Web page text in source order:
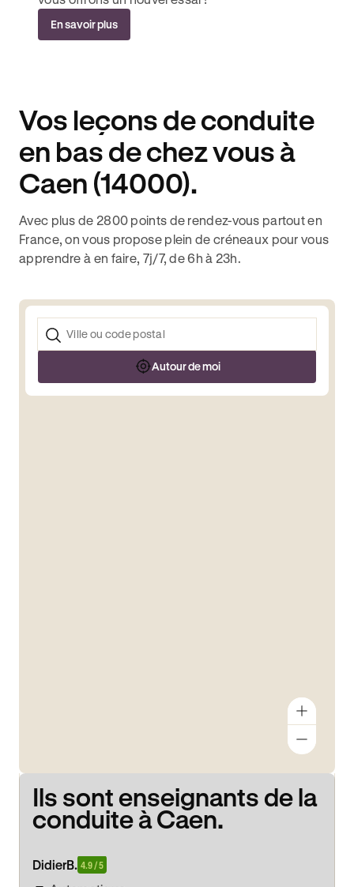
En savoir plus
Vos leçons de conduite
en bas de chez vous à
Caen (14000).
Avec plus de 2800 points de rendez-vous partout en
France, on vous propose plein de créneaux pour vous
apprendre à en faire, 7j/7, de 6h à 23h.
Autour de moi
Ils sont enseignants de la
conduite à Caen.
DidierB. 4.9 / 5